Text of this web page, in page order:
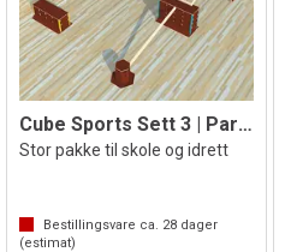
Cube Sports Sett 3 | Parkour
Stor pakke til skole og idrett
Bestillingsvare ca. 28 dager
(estimat)